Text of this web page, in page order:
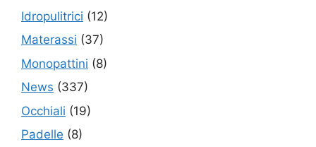
Idropulitrici (12)
Materassi (37)
Monopattini (8)
News (337)
Occhiali (19)
Padelle (8)